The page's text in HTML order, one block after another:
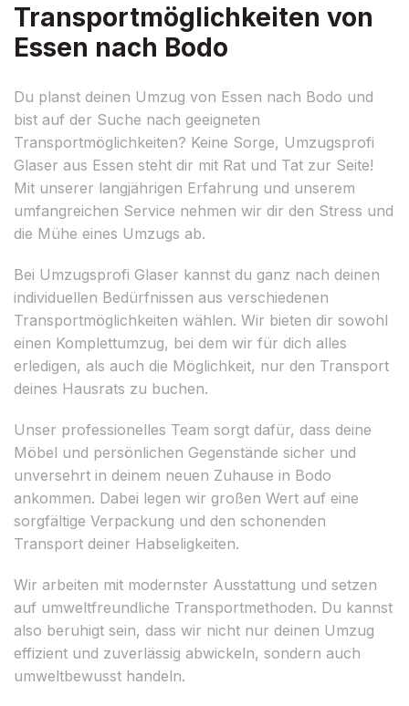
Transportmöglichkeiten von
Essen nach Bodo
Du planst deinen Umzug von Essen nach Bodo und
bist auf der Suche nach geeigneten
Transportmöglichkeiten? Keine Sorge, Umzugsprofi
Glaser aus Essen steht dir mit Rat und Tat zur Seite!
Mit unserer langjährigen Erfahrung und unserem
umfangreichen Service nehmen wir dir den Stress und
die Mühe eines Umzugs ab.
Bei Umzugsprofi Glaser kannst du ganz nach deinen
individuellen Bedürfnissen aus verschiedenen
Transportmöglichkeiten wählen. Wir bieten dir sowohl
einen Komplettumzug, bei dem wir für dich alles
erledigen, als auch die Möglichkeit, nur den Transport
deines Hausrats zu buchen.
Unser professionelles Team sorgt dafür, dass deine
Möbel und persönlichen Gegenstände sicher und
unversehrt in deinem neuen Zuhause in Bodo
ankommen. Dabei legen wir großen Wert auf eine
sorgfältige Verpackung und den schonenden
Transport deiner Habseligkeiten.
Wir arbeiten mit modernster Ausstattung und setzen
auf umweltfreundliche Transportmethoden. Du kannst
also beruhigt sein, dass wir nicht nur deinen Umzug
effizient und zuverlässig abwickeln, sondern auch
umweltbewusst handeln.